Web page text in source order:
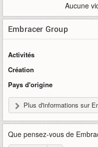
Aucune
Embracer Group
Activités
Création
Pays d'origine
Plus d'informations sur
Que pensez-vous de